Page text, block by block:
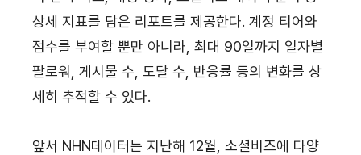
상세 지표를 담은 리포트를 제공한다. 계정 티어와
점수를 부여할 뿐만 아니라, 최대 90일까지 일자별
팔로워, 게시물 수, 도달 수, 반응률 등의 변화를 상
세히 추적할 수 있다.
앞서 NHN데이터는 지난해 12월, 소셜비즈에 다양